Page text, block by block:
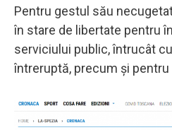
Pentru gestul său
în stare de libertate pentru
serviciului public, întrucât
întreruptă, precum și pentru